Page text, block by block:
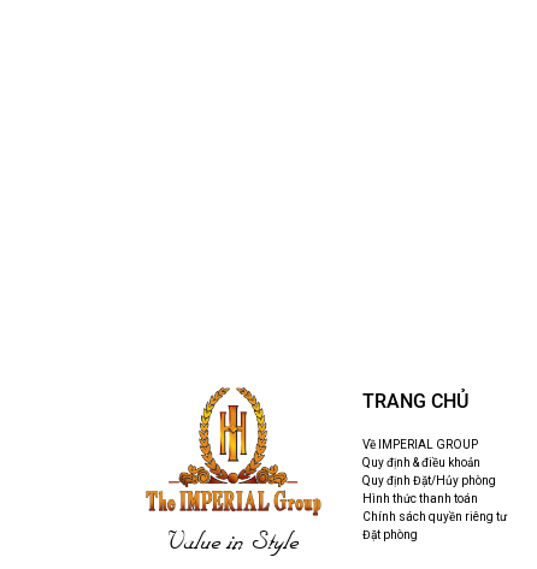
Value in Style
TRANG CHỦ
Về IMPERIAL GROUP
Quy định & điều khoản
Quy định Đặt/Hủy phòng
Hình thức thanh toán
Chính sách quyền riêng tư
Đặt phòng